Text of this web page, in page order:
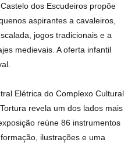
dos Escudeiros propõe
aspirantes a cavaleiros,
jogos tradicionais e a
medievais. A oferta infantil
Elétrica do Complexo Cultural
revela um dos lados mais
reúne 86 instrumentos
ilustrações e uma